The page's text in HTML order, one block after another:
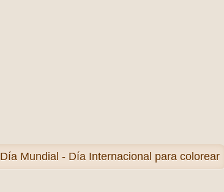
Día Mundial - Día Internacional para colorear